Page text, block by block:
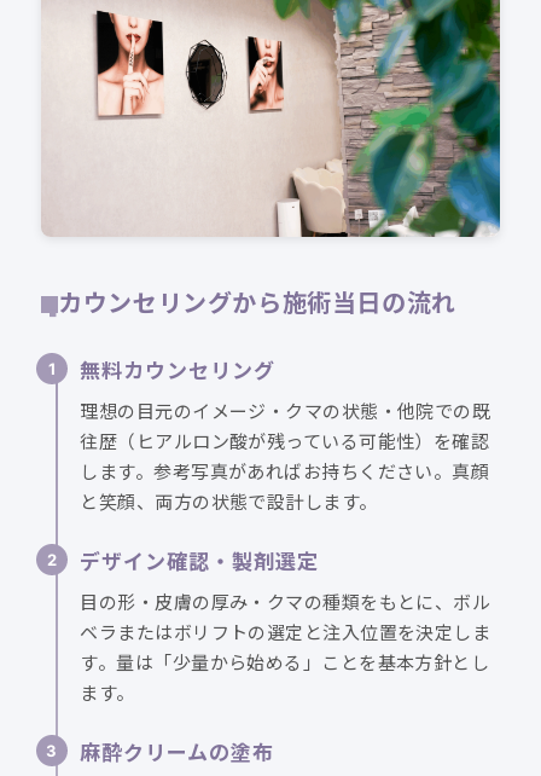
カウンセリングから施術当日の流れ
無料カウンセリング
理想の目元のイメージ・クマの状態・他院での既
往歴（ヒアルロン酸が残っている可能性）を確認
します。参考写真があればお持ちください。真顔
と笑顔、両方の状態で設計します。
デザイン確認・製剤選定
目の形・皮膚の厚み・クマの種類をもとに、ボル
ベラまたはボリフトの選定と注入位置を決定しま
す。量は「少量から始める」ことを基本方針とし
ます。
麻酔クリームの塗布